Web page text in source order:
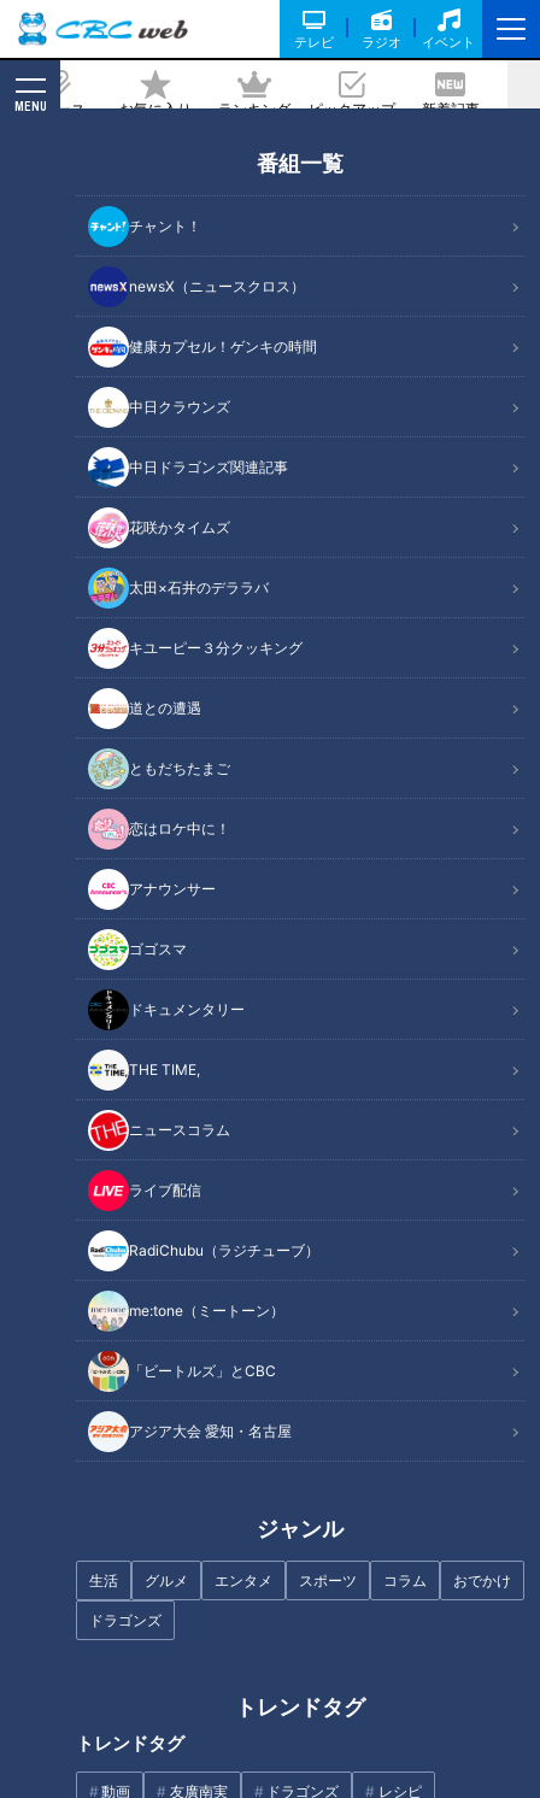
テレビ ラジオ イベント
ニュース お気に入り ランキング ピックアップ 新着記事
MENU
番組一覧
チャント！
newsX（ニュースクロス）
健康カプセル！ゲンキの時間
中日クラウンズ
中日ドラゴンズ関連記事
花咲かタイムズ
太田×石井のデララバ
キユーピー３分クッキング
道との遭遇
ともだちたまご
恋はロケ中に！
アナウンサー
ゴゴスマ
ドキュメンタリー
THE TIME,
ニュースコラム
ライブ配信
RadiChubu（ラジチューブ）
me:tone（ミートーン）
「ビートルズ」とCBC
アジア大会 愛知・名古屋
ジャンル
生活 グルメ エンタメ スポーツ コラム おでかけ
ドラゴンズ
トレンドタグ
トレンドタグ
動画 友廣南実 ドラゴンズ レシピ
い関わりが明らかに！衰えを早期発見！
腎機能をキープする方法
記事に戻る
CBCテレビ『健康カプセル！ゲンキの時間』
この記事の画像 （全3枚）
この記事を見たあなたへのおすすめ
「腎臓」一度悪くなったら元に
戻らず…健康診断の数値のポイ
ントと「腎臓」を労わる方法
いるサインは？糖尿病の予防・
い食事とは？肝臓と疲れの関係
や肝臓を元気にする方法
「認知症」早期発見のカギ…物
付くためのヒント
る？…ひざと股関節の痛みを改
を呼ぶ」判断基準は？…専門医